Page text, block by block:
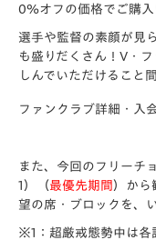
0％オフの価格でご購入
選手や監督の素顔が見
も盛りだくさん！V・
しんでいただけること
ファンクラブ詳細・入
また、今回のフリーチ
1 ）（最優先期間 ）から
望の席・ブロックを、
※1：超厳戒態勢中は各